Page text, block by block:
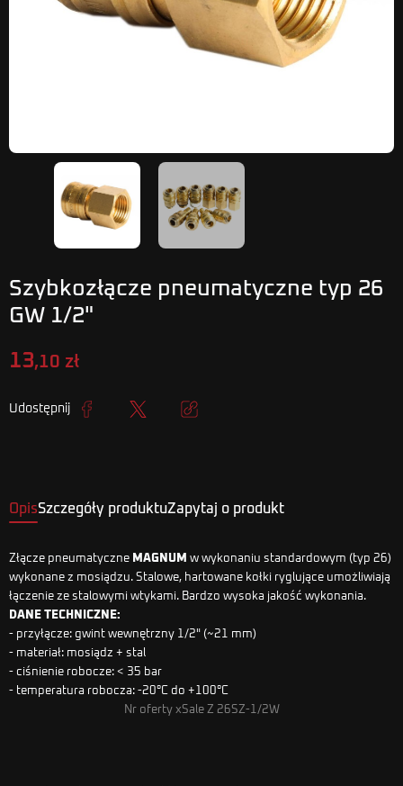
Szybkozłącze pneumatyczne typ 26
GW 1/2"
13,10 zł
Udostępnij
OpisSzczegóły produktuZapytaj o produkt
Złącze pneumatyczne MAGNUM w wykonaniu standardowym (typ 26)
wykonane z mosiądzu. Stalowe, hartowane kołki ryglujące umożliwiają
łączenie ze stalowymi wtykami. Bardzo wysoka jakość wykonania.
DANE TECHNICZNE:
- przyłącze: gwint wewnętrzny 1/2" (~21 mm)
- materiał: mosiądz + stal
- ciśnienie robocze: < 35 bar
- temperatura robocza: -20°C do +100°C
Nr oferty xSale Z 26SZ-1/2W